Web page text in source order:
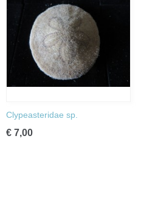
Clypeasteridae sp.
€ 7,00